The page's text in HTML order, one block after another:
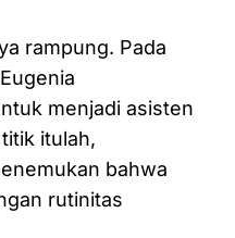
rampung. Pada
menjadi asisten
itulah,
bahwa
rutinitas